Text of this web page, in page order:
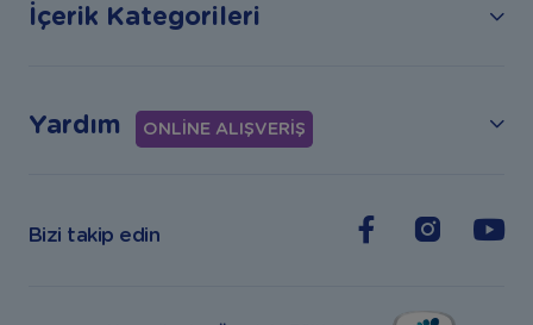
İçerik Kategorileri
Yardım ONLİNE ALIŞVERİŞ
Bizi takip edin